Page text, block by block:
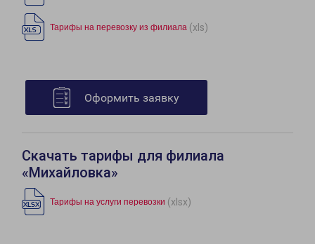
Тарифы на перевозку из филиала (xls)
Оформить заявку
Скачать тарифы для филиала
«Михайловка»
Тарифы на услуги перевозки (xlsx)